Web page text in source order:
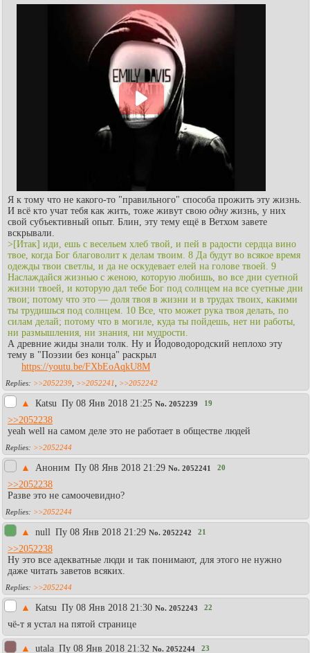
Я к тому что не какого-то "правильного" способа прожить эту жизнь.
И всё кто учат тебя как жить, тоже живут свою однужизнь, у них
свой субъективный опыт. Блин, эту тему ещё в Ветхом завете
вскрывали.
>[Итак] иди, ешь с весельем хлеб твой, и пей в радости сердца вино
твое, когда Бог благоволит к делам твоим. 8 Да будут во всякое время
одежды твои светлы, и да не оскудевает елей на голове твоей. 9
Наслаждайся жизнью с женою, которую любишь, во все дни суетной
жизни твоей, и которую дал тебе Бог под солнцем на все суетные дни
твои; потому что это — доля твоя в жизни и в трудах твоих, какими
ты трудишься под солнцем. 10 Все, что может рука твоя делать, по
силам делай; потому что в могиле, куда ты пойдешь, нет ни работы,
ни размышления, ни знания, ни мудрости.
А древние жиды знали толк. Ну и Йодоводородский неплохо эту
тему в "Поэзии без конца" раскрыл
https://youtu.be/FXbEoAqkU8M
>>2052239 >>2052241 >>2052242
▲ Каtsu Пy 08 Янв 2018 21:25 No. 2052239 19
>>2052238
yeah well на самом деле это не работает в обществе людей
>>2052244
▲ Аноним Пy 08 Янв 2018 21:29 No. 2052241 20
>>2052238
Разве это не самоочевидно?
>>2052244
▲ null Пy 08 Янв 2018 21:29 No. 2052242 21
>>2052238
Ну это все адекватные люди и так понимают, для этого не нужно
даже читать заветов всяких.
>>2052244
▲ Каtsu Пy 08 Янв 2018 21:30 No. 2052243 22
чё-т я устал на пятой странице
▲ utala Пy 08 Янв 2018 21:32 No. 2052244 23